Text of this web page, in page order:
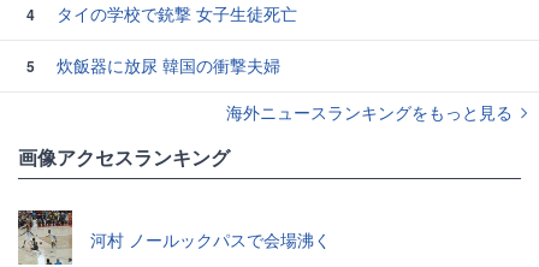
4 タイの学校で銃撃 女子生徒死亡
5
炊飯器に放尿 韓国の衝撃夫婦
海外ニュースランキングをもっと見る
画像アクセスランキング
河村 ノールックパスで会場沸く